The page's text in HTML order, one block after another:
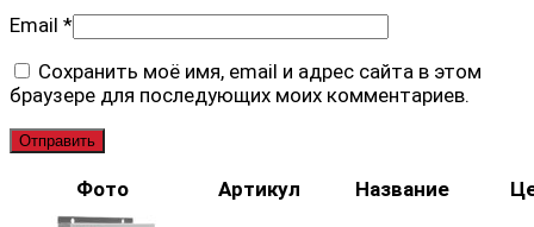
Email *
Сохранить моё имя, email и адрес сайта в этом
браузере для последующих моих комментариев.
Фото Артикул Название